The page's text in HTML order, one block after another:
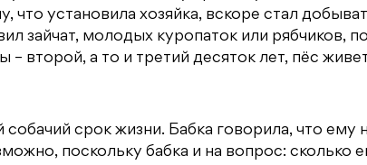
установила хозяйка, вскоре стал
зайчат, молодых куропаток или рябчиков,
второй, а то и третий десяток лет, пёс
срок жизни. Бабка говорила, что ему
поскольку бабка и на вопрос: сколько